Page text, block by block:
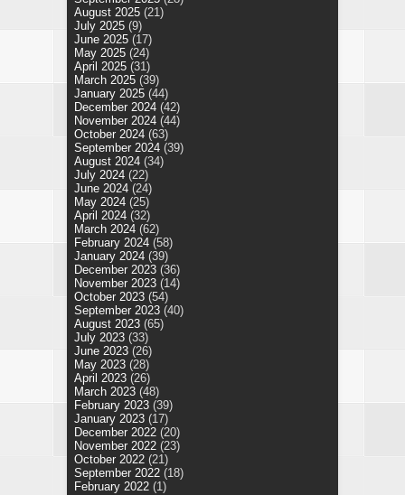
August 2025 (21)
July 2025 (9)
June 2025 (17)
May 2025 (24)
April 2025 (31)
March 2025 (39)
January 2025 (44)
December 2024 (42)
November 2024 (44)
October 2024 (63)
September 2024 (39)
August 2024 (34)
July 2024 (22)
June 2024 (24)
May 2024 (25)
April 2024 (32)
March 2024 (62)
February 2024 (58)
January 2024 (39)
December 2023 (36)
November 2023 (14)
October 2023 (54)
September 2023 (40)
August 2023 (65)
July 2023 (33)
June 2023 (26)
May 2023 (28)
April 2023 (26)
March 2023 (48)
February 2023 (39)
January 2023 (17)
December 2022 (20)
November 2022 (23)
October 2022 (21)
September 2022 (18)
February 2022 (1)